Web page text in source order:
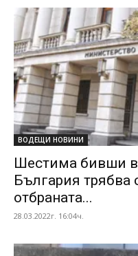
ВОДЕЩИ НОВИНИ
Шестима бивши
България
отбраната...
28.03.2022г. 16:04ч.